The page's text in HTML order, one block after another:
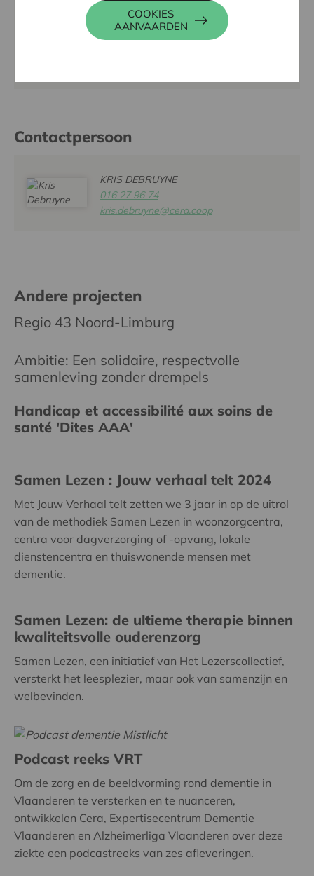
PLAY IT LOUD VZW, Leopoldsburgsesteenweg 82,
3971 LEOPOLDSBURG
Contactpersoon
KRIS DEBRUYNE
016 27 96 74
kris.debruyne@cera.coop
Andere projecten
Regio 43 Noord-Limburg
Ambitie: Een solidaire, respectvolle
samenleving zonder drempels
Handicap et accessibilité aux soins de
santé 'Dites AAA'
Samen Lezen : Jouw verhaal telt 2024
Met Jouw Verhaal telt zetten we 3 jaar in op de uitrol
van de methodiek Samen Lezen in woonzorgcentra,
centra voor dagverzorging of -opvang, lokale
dienstencentra en thuiswonende mensen met
dementie.
Samen Lezen: de ultieme therapie binnen
kwaliteitsvolle ouderenzorg
Samen Lezen, een initiatief van Het Lezerscollectief,
versterkt het leesplezier, maar ook van samenzijn en
welbevinden.
Podcast reeks VRT
Om de zorg en de beeldvorming rond dementie in
Vlaanderen te versterken en te nuanceren,
ontwikkelen Cera, Expertisecentrum Dementie
Vlaanderen en Alzheimerliga Vlaanderen over deze
ziekte een podcastreeks van zes afleveringen.
COOKIES
AANVAARDEN